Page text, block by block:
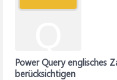
Power Query englisches
berücksichtigen